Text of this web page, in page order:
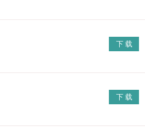
下 载
下 载